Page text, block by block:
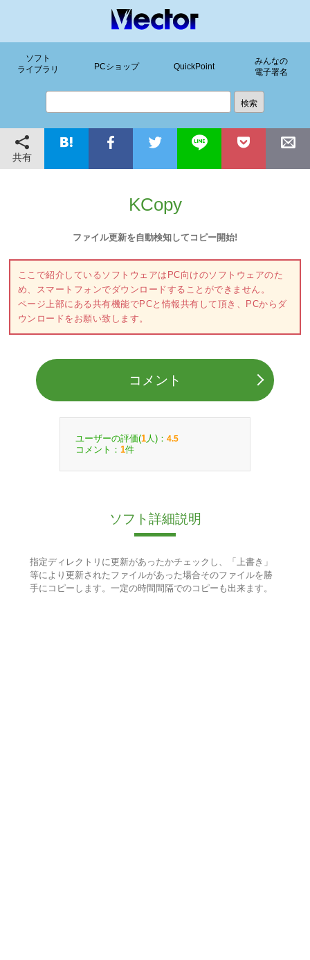
ソフト
ライブラリ
PCショップ QuickPoint
みんなの
電子署名
共有
KCopy
ファイル更新を自動検知してコピー開始!
ここで紹介しているソフトウェアはPC向けのソフトウェアのた
め、スマートフォンでダウンロードすることができません。
ページ上部にある共有機能でPCと情報共有して頂き、PCからダ
ウンロードをお願い致します。
コメント
ユーザーの評価(1 人)： 4.5
コメント： 1件
ソフト詳細説明
指定ディレクトリに更新があったかチェックし、「上書き」
等により更新されたファイルがあった場合そのファイルを勝
手にコピーします。一定の時間間隔でのコピーも出来ます。